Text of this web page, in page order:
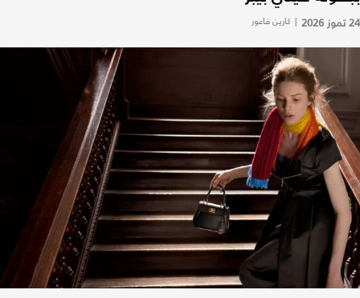
24 تموز 2026 | كارين فاعور